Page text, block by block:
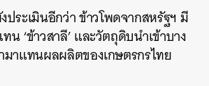
ประเมินอีกว่า ข้าวโพดจากสหรัฐฯ มี
น ‘ข้าวสาลี’ และวัตถุดิบนำเข้าบาง
มาแทนผลผลิตของเกษตรกรไทย